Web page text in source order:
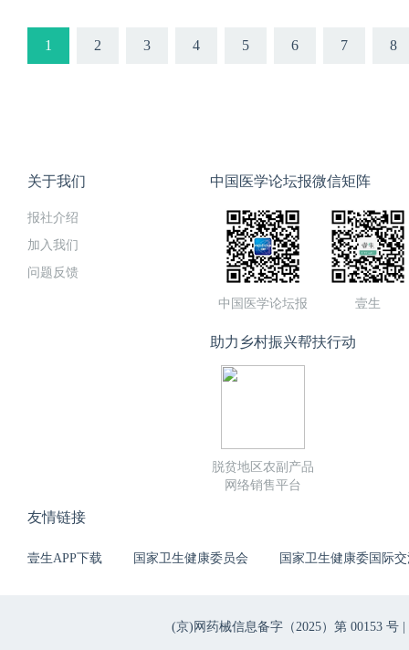
1 2 3 4 5 6 7 8
关于我们
报社介绍
加入我们
问题反馈
中国医学论坛报微信矩阵
中国医学论坛报 壹生
助力乡村振兴帮扶行动
脱贫地区农副产品
网络销售平台
友情链接
壹生APP下载 国家卫生健康委员会 国家卫生健康委国际
(京)网药械信息备字（2025）第 00153 号 |